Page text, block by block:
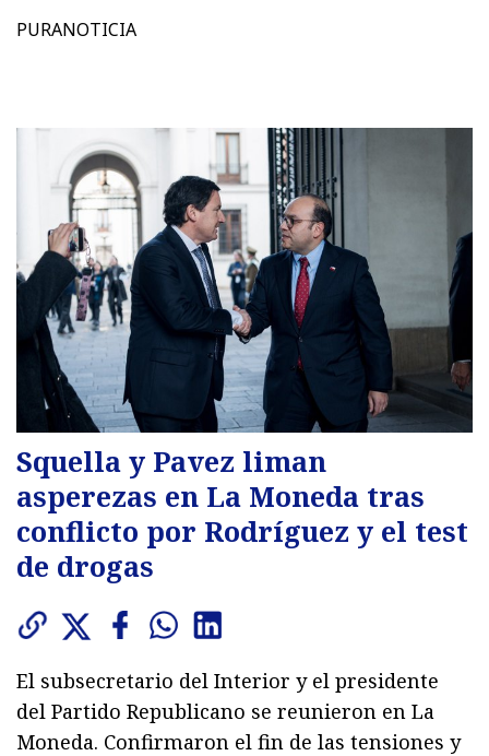
PURANOTICIA
Squella y Pavez liman
asperezas en La Moneda tras
conflicto por Rodríguez y el test
de drogas
El subsecretario del Interior y el presidente
del Partido Republicano se reunieron en La
Moneda. Confirmaron el fin de las tensiones y